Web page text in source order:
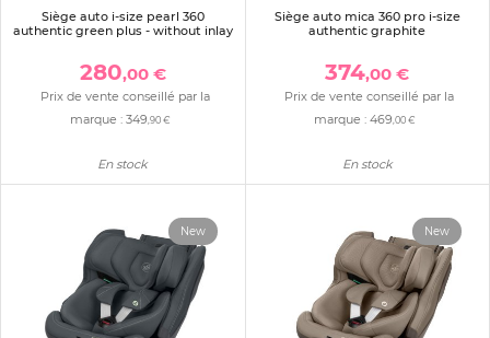
Siège auto i-size pearl 360
authentic green plus - without inlay
280,00 €
Prix de vente conseillé par la
marque :349 ,90 €
En stock
Siège auto mica 360 pro i-size
authentic graphite
374,00 €
Prix de vente conseillé par la
marque :469 ,00 €
En stock
New New